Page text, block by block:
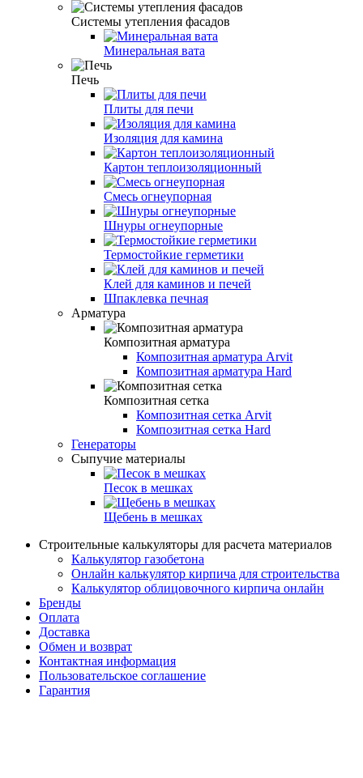
Системы утепления фасадов
Минеральная вата
Печь
Плиты для печи
Изоляция для камина
Картон теплоизоляционный
Смесь огнеупорная
Шнуры огнеупорные
Термостойкие герметики
Клей для каминов и печей
Шпаклевка печная
Арматура
Композитная арматура
Композитная арматура Arvit
Композитная арматура Hard
Композитная сетка
Композитная сетка Arvit
Композитная сетка Hard
Генераторы
Сыпучие материалы
Песок в мешках
Щебень в мешках
Строительные калькуляторы для расчета материалов
Калькулятор газобетона
Онлайн калькулятор кирпича для строительства
Калькулятор облицовочного кирпича онлайн
Бренды
Оплата
Доставка
Обмен и возврат
Контактная информация
Пользовательское соглашение
Гарантия